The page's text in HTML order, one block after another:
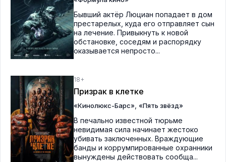
Бывший актёр Люциан попадает в дом
престарелых, куда его отправляет сын
на лечение. Привыкнуть к новой
обстановке, соседям и распорядку
оказывается непросто...
18+
Призрак в клетке
«Кинолюкс-Барс» «Пять звёзд»
В печально известной тюрьме
невидимая сила начинает жестоко
убивать заключенных. Враждующие
банды и коррумпированные охранники
вынуждены действовать сообща...